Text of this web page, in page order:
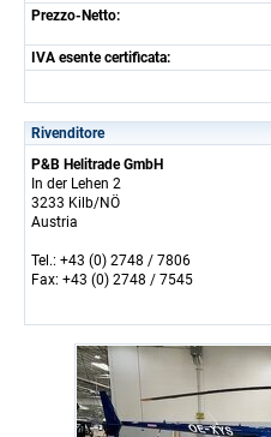
Prezzo-Netto:
IVA esente certificata:
Rivenditore
P&B Helitrade GmbH
In der Lehen 2
3233 Kilb/NÖ
Austria
Tel.: +43 (0) 2748 / 7806
Fax: +43 (0) 2748 / 7545